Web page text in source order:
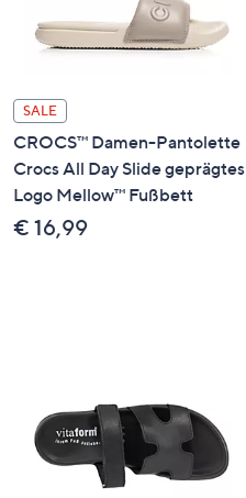
SALE
CROCS™ Damen-Pantolette
Crocs All Day Slide geprägtes
Logo Mellow™ Fußbett
€ 16,99